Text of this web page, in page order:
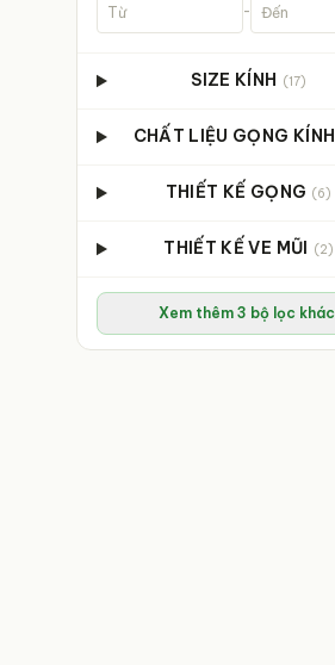
-
SIZE KÍNH (17)
CHẤT LIỆU GỌNG KÍNH
THIẾT KẾ GỌNG (6)
THIẾT KẾ VE MŨI (2)
Xem thêm 3 bộ lọc khác